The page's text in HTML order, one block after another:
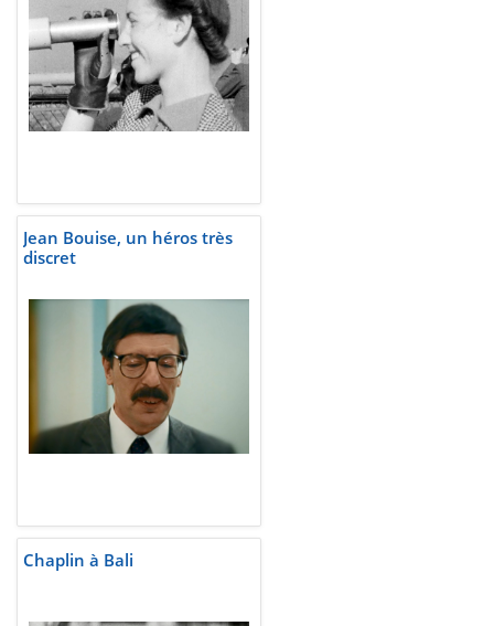
Jean Bouise, un héros très
discret
Chaplin à Bali